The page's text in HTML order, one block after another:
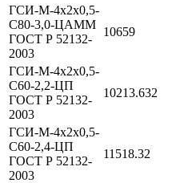
ГСИ-М-4х2х0,5-
С80-3,0-ЦАММ
ГОСТ Р 52132-
2003
10659
ГСИ-М-4х2х0,5-
С60-2,2-ЦП
ГОСТ Р 52132-
2003
10213.632
ГСИ-М-4х2х0,5-
С60-2,4-ЦП
ГОСТ Р 52132-
2003
11518.32